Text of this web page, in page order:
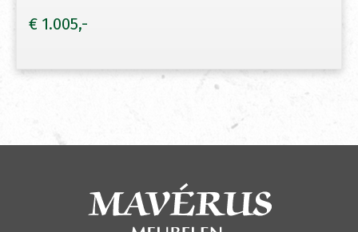
€ 1.005